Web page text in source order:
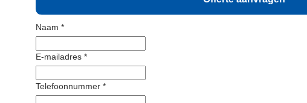
Naam *
E-mailadres *
Telefoonnummer *